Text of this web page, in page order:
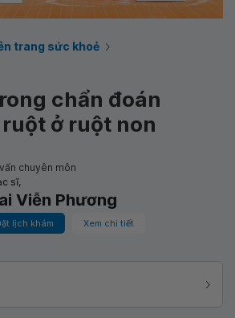
trang sức khoẻ
chẩn đoán
ở ruột non
chuyên môn
sĩ,
Viễn Phương
lịch khám Xem chi tiết